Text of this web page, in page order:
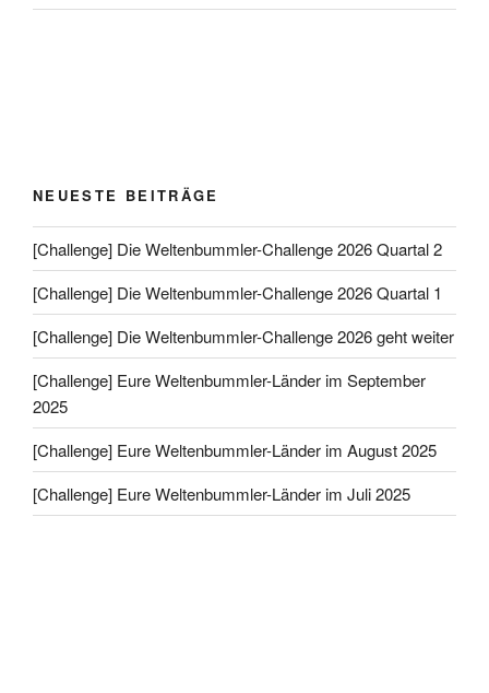
NEUESTE BEITRÄGE
[Challenge] Die Weltenbummler-Challenge 2026 Quartal 2
[Challenge] Die Weltenbummler-Challenge 2026 Quartal 1
[Challenge] Die Weltenbummler-Challenge 2026 geht weiter
[Challenge] Eure Weltenbummler-Länder im September
2025
[Challenge] Eure Weltenbummler-Länder im August 2025
[Challenge] Eure Weltenbummler-Länder im Juli 2025